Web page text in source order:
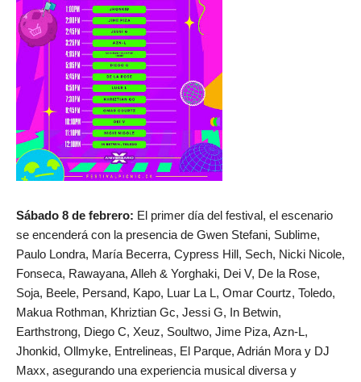
Sábado 8 de febrero: El primer día del festival, el escenario
se encenderá con la presencia de Gwen Stefani, Sublime,
Paulo Londra, María Becerra, Cypress Hill, Sech, Nicki Nicole,
Fonseca, Rawayana, Alleh & Yorghaki, Dei V, De la Rose,
Soja, Beele, Persand, Kapo, Luar La L, Omar Courtz, Toledo,
Makua Rothman, Khriztian Gc, Jessi G, In Betwin,
Earthstrong, Diego C, Xeuz, Soultwo, Jime Piza, Azn-L,
Jhonkid, Ollmyke, Entrelineas, El Parque, Adrián Mora y DJ
Maxx, asegurando una experiencia musical diversa y